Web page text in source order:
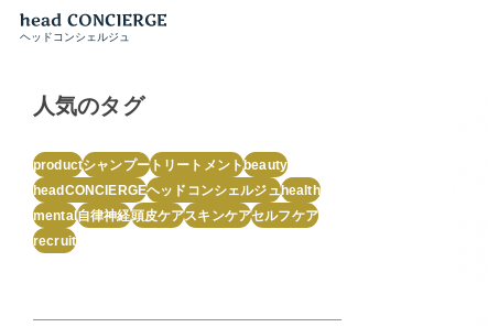
ヘッドコンシェルジュ
人気のタグ
productシャンプートリートメントbeauty
headCONCIERGEヘッドコンシェルジュhealth
mental自律神経頭皮ケアスキンケアセルフケア
recruit